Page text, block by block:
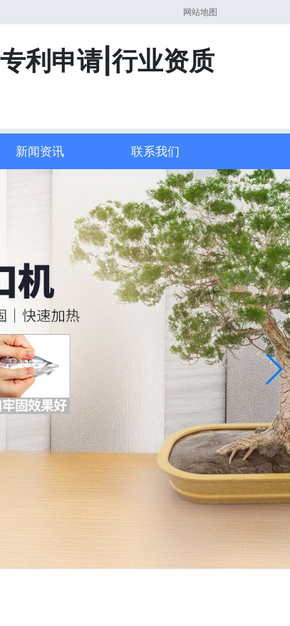
网站地图
利申请|行业资质
新闻资讯 联系我们